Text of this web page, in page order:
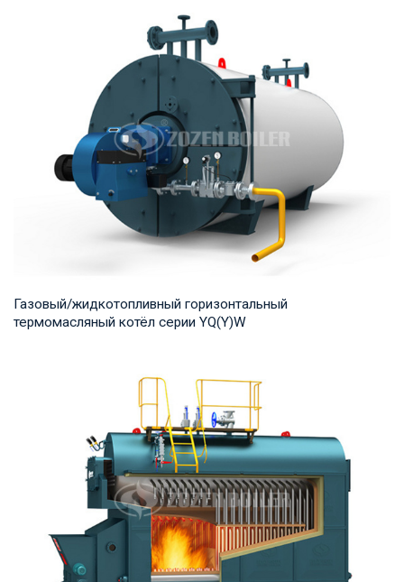
продукта: 4-35 т/ч Температура на выходе: ...
Газовый/жидкотопливный горизонтальный
термомасляный котёл серии YQ(Y)W
мощность продукта: 700-14,000 кВт Температур...